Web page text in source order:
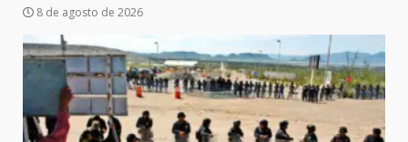
8 de agosto de 2026